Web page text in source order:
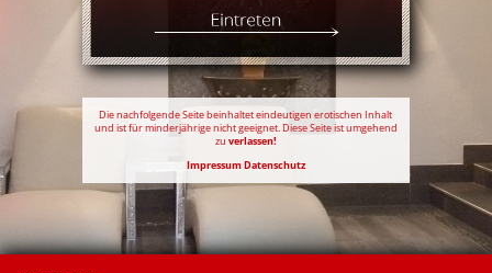
DATENSCHUTZ
Die nachfolgende Seite beinhaltet eindeutigen erotischen Inhalt
und ist für minderjährige nicht geeignet. Diese Seite ist umgehend
zu verlassen!
Impressum Datenschutz